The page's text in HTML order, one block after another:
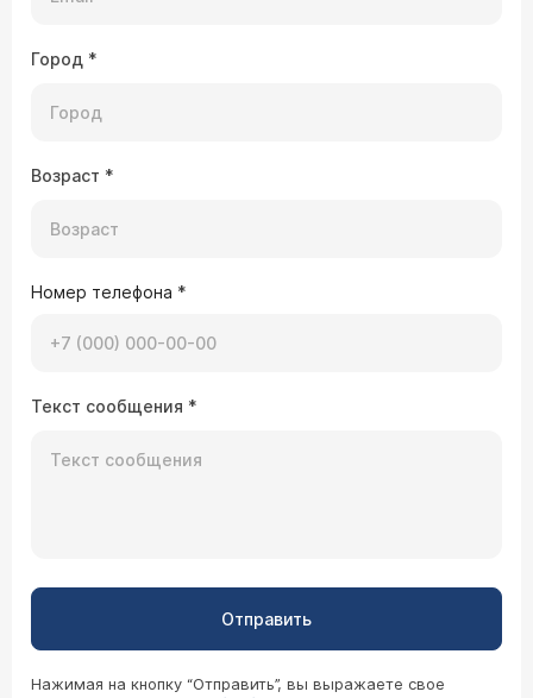
Город *
Возраст *
Номер телефона *
Текст сообщения *
Отправить
Нажимая на кнопку “Отправить”, вы выражаете свое